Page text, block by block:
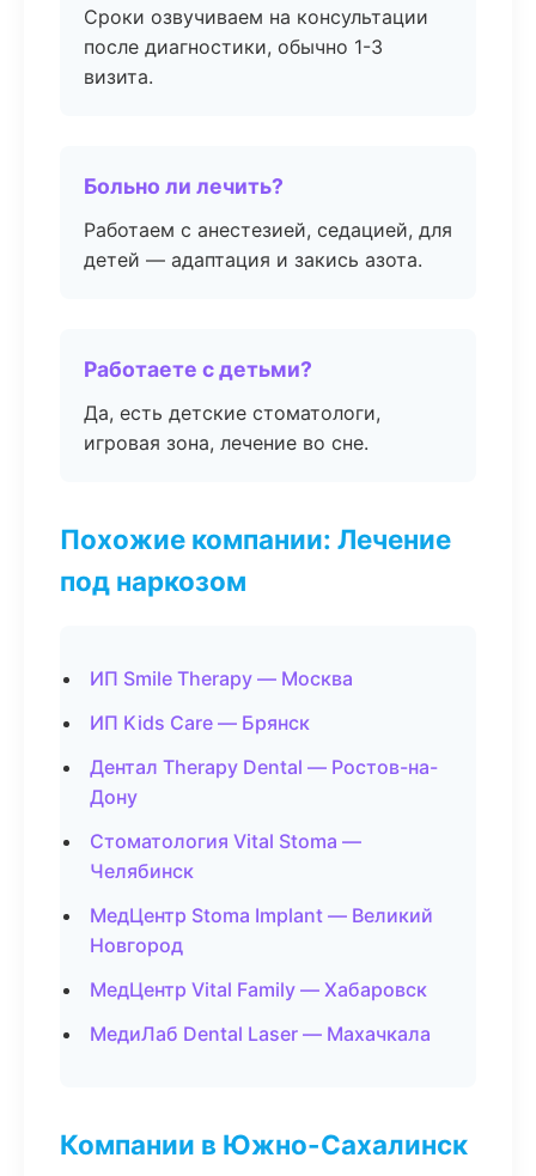
Сроки озвучиваем на консультации
после диагностики, обычно 1-3
визита.
Больно ли лечить?
Работаем с анестезией, седацией, для
детей — адаптация и закись азота.
Работаете с детьми?
Да, есть детские стоматологи,
игровая зона, лечение во сне.
Похожие компании: Лечение
под наркозом
ИП Smile Therapy — Москва
ИП Kids Care — Брянск
Дентал Therapy Dental — Ростов-на-
Дону
Стоматология Vital Stoma —
Челябинск
МедЦентр Stoma Implant — Великий
Новгород
МедЦентр Vital Family — Хабаровск
МедиЛаб Dental Laser — Махачкала
Компании в Южно-Сахалинск